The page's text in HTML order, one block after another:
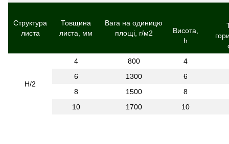
Структура
листа
Товщина
листа, мм
Вага на одиницю
площі, г/м2
Висота,
h
H/2
4 800
4
6
1300
6
8
1500
8
10
1700 10